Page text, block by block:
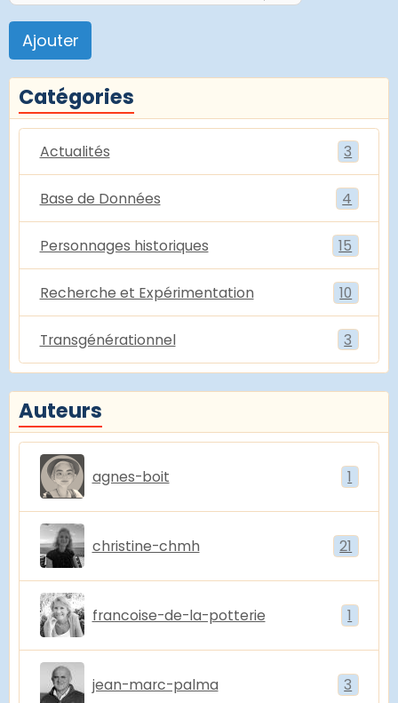
Ajouter
Catégories
Actualités 3
Base de Données 4
Personnages historiques 15
Recherche et Expérimentation 10
Transgénérationnel 3
Auteurs
agnes-boit 1
christine-chmh 21
francoise-de-la-potterie 1
jean-marc-palma 3